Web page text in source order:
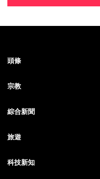
頭條
宗教
綜合新聞
旅遊
科技新知